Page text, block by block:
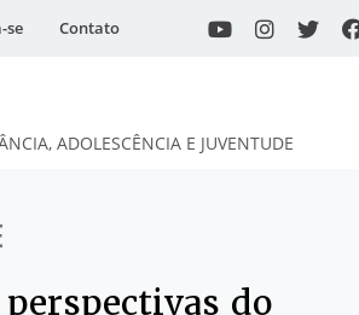
se Contato
ADOLESCÊNCIA E JUVENTUDE
do